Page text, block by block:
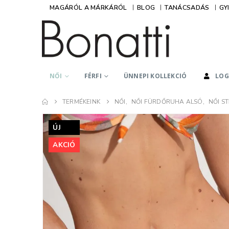
MAGÁRÓL A MÁRKÁRÓL BLOG TANÁCSADÁS
NŐI FÉRFI ÜNNEPI KOLLEKCIÓ
TERMÉKEINK NŐI, NŐI FÜRDŐRUHA ALSÓ, NŐI
ÚJ
AKCIÓ
Lányok!
Minden csodás
tőletek rendelek,
lehet betelni a
termékeivel,
mindegyiket
imádom. Lehet ez
teljes kollekció
van a Tőletek,